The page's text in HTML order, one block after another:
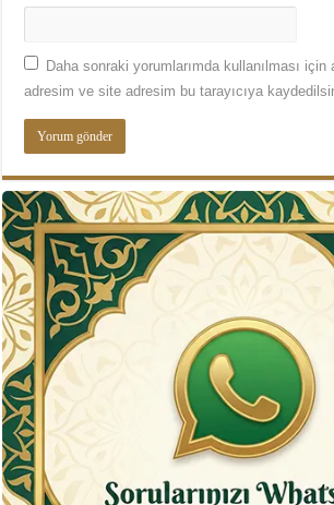
Daha sonraki yorumlarımda kullanılması için
adresim ve site adresim bu tarayıcıya